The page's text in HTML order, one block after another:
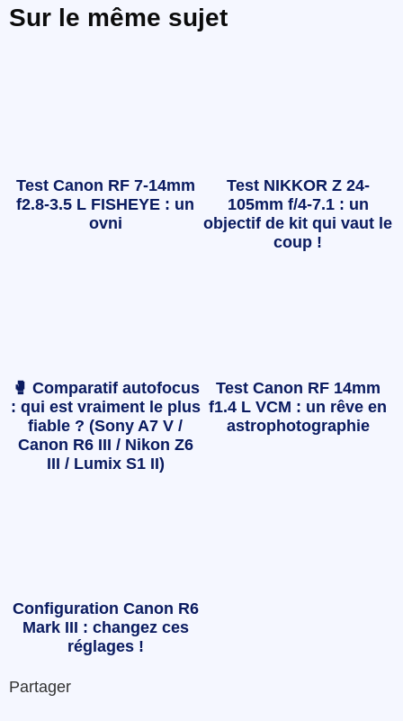
Sur le même sujet
Test Canon RF 7-14mm
f2.8-3.5 L FISHEYE : un
ovni
Test NIKKOR Z 24-
105mm f/4-7.1 : un
objectif de kit qui vaut le
coup !
🥊 Comparatif autofocus
: qui est vraiment le plus
fiable ? (Sony A7 V /
Canon R6 III / Nikon Z6
III / Lumix S1 II)
Test Canon RF 14mm
f1.4 L VCM : un rêve en
astrophotographie
Configuration Canon R6
Mark III : changez ces
réglages !
Partager